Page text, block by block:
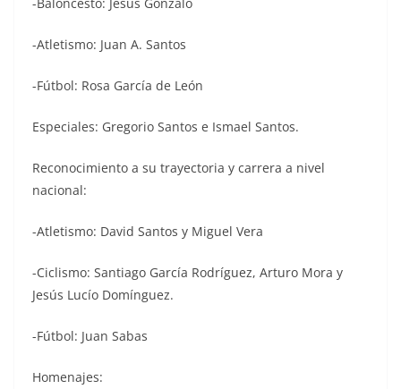
-Atletismo: Juan A. Santos
-Fútbol: Rosa García de León
Especiales: Gregorio Santos e Ismael Santos.
Reconocimiento a su trayectoria y carrera a nivel
nacional:
-Atletismo: David Santos y Miguel Vera
-Ciclismo: Santiago García Rodríguez, Arturo Mora y
Jesús Lucío Domínguez.
-Fútbol: Juan Sabas
Homenajes: